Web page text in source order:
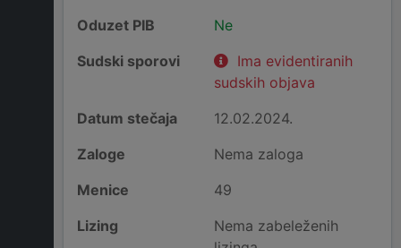
Oduzet PIB
Ne
Sudski sporovi
Ima evidentiranih
sudskih objava
Datum stečaja
12.02.2024.
Zaloge
Nema zaloga
Menice
49
Lizing
Nema zabeleženih